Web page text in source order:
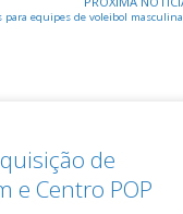
para equipes de voleibol
de
e Centro POP